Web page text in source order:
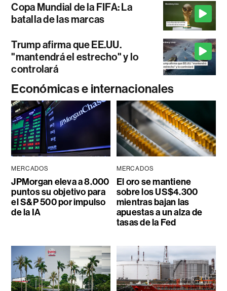
Copa Mundial de la FIFA: La
batalla de las marcas
Trump afirma que EE.UU.
"mantendrá el estrecho" y lo
controlará
Económicas e internacionales
MERCADOS
JPMorgan eleva a 8.000
puntos su objetivo para
el S&P 500 por impulso
de la IA
MERCADOS
El oro se mantiene
sobre los US$4.300
mientras bajan las
apuestas a un alza de
tasas de la Fed